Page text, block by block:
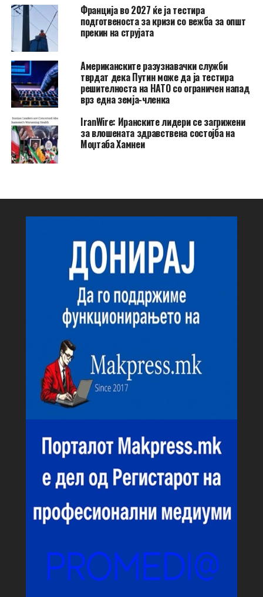
Франција во 2027 ќе ја тестира
подготвеноста за кризи со вежба за општ
прекин на струјата
Американските разузнавачки служби
тврдат дека Путин може да ја тестира
решителноста на НАТО со ограничен напад
врз една земја-членка
IranWire: Иранските лидери се загрижени
за влошената здравствена состојба на
Моџтаба Хамнеи